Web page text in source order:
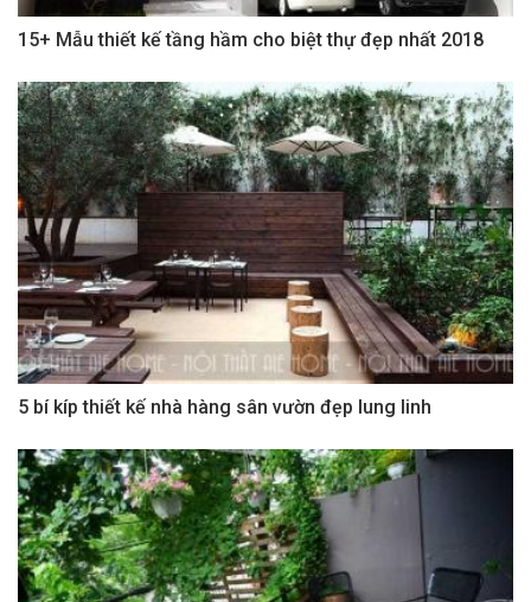
15+ Mẫu thiết kế tầng hầm cho biệt thự đẹp nhất 2018
5 bí kíp thiết kế nhà hàng sân vườn đẹp lung linh